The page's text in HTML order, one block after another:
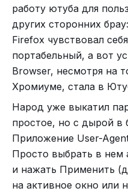
работу ютуба для
других сторонних
Firefox чувствовал
портабельный, а вот
Browser, несмотря на
Хромиуме, стала в
Народ уже выкатил
простое, но с дырой в
Приложение User-
Просто выбрать в нем
и нажать Применить
на активное окно или